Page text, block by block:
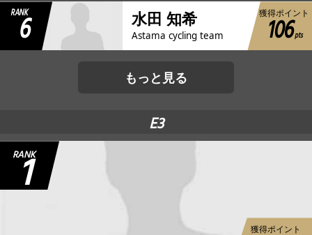
RANK
6 水田 知希
Astama cycling team
獲得ポイント
106pts
もっと見る
E3
RANK
1
獲得ポイント